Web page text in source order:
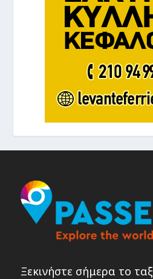
Ξεκινήστε σήμερα το